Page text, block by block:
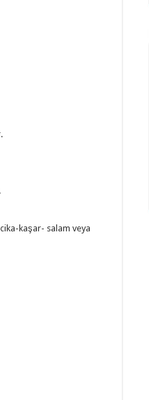
kaşar- salam veya